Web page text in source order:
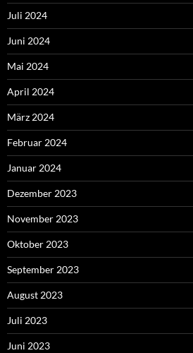
Juli 2024
Juni 2024
Mai 2024
April 2024
März 2024
Februar 2024
Januar 2024
Dezember 2023
November 2023
Oktober 2023
September 2023
August 2023
Juli 2023
Juni 2023